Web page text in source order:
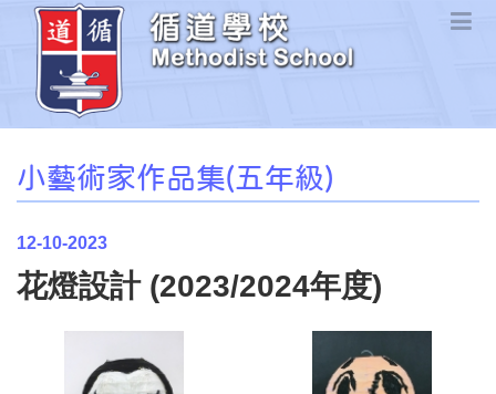
小藝術家作品集(五年級)
12-10-2023
花燈設計 (2023/2024年度)